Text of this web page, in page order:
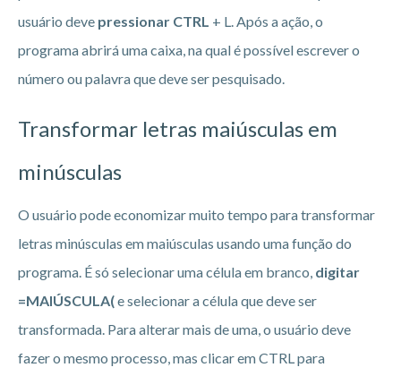
usuário deve pressionar CTRL + L. Após a ação, o
programa abrirá uma caixa, na qual é possível escrever o
número ou palavra que deve ser pesquisado.
Transformar letras maiúsculas em
minúsculas
O usuário pode economizar muito tempo para transformar
letras minúsculas em maiúsculas usando uma função do
programa. É só selecionar uma célula em branco, digitar
=MAIÚSCULA(e selecionar a célula que deve ser
transformada. Para alterar mais de uma, o usuário deve
fazer o mesmo processo, mas clicar em CTRL para